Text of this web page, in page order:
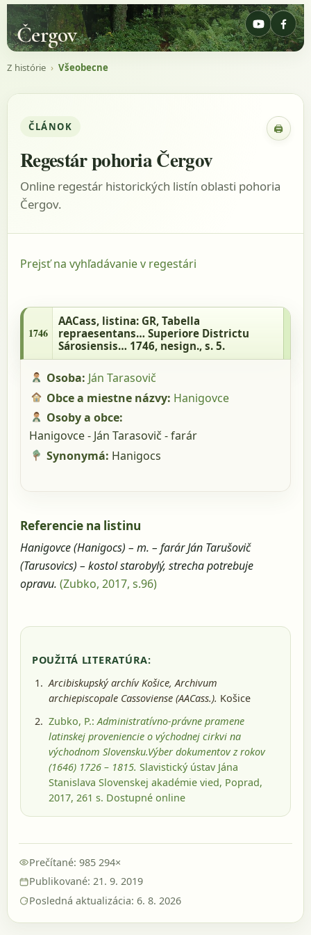
Čergov
Z histórie › Všeobecne
ČLÁNOK 🖨
Regestár pohoria Čergov
Online regestár historických listín oblasti pohoria
Čergov.
Prejsť na vyhľadávanie v regestári
repraesentans… Superiore Districtu
Sárosiensis… 1746, nesign., s. 5.
1746
AACass, listina: GR, Tabella
repraesentans… Superiore Districtu
Sárosiensis… 1746, nesign., s. 5.
Osoba: Ján Tarasovič
Obce a miestne názvy: Hanigovce
Osoby a obce:
Hanigovce - Ján Tarasovič - farár
Synonymá: Hanigocs
Referencie na listinu
Hanigovce (Hanigocs) – m. – farár Ján Tarušovič
(Tarusovics) – kostol starobylý, strecha potrebuje
opravu. (Zubko, 2017, s.96)
POUŽITÁ LITERATÚRA:
Arcibiskupský archív Košice, Archivum
archiepiscopale Cassoviense (AACass.). Košice
Zubko, P.:Administratívno-právne pramene
latinskej proveniencie o východnej cirkvi na
východnom Slovensku.Výber dokumentov z rokov
(1646) 1726 – 1815. Slavistický ústav Jána
Stanislava Slovenskej akadémie vied, Poprad,
2017, 261 s. Dostupné online
Prečítané: 985 294×
Publikované: 21. 9. 2019
Posledná aktualizácia: 6. 8. 2026